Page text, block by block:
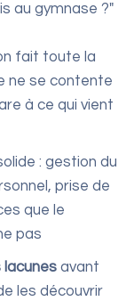
au gymnase ?"
fait toute la
ne se contente
à ce qui vient
: gestion du
prise de
que le
pas
avant
les découvrir